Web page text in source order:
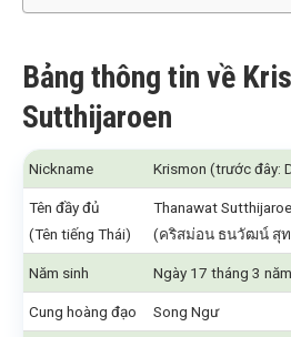
Bảng thông tin về
Sutthijaroen
Nickname Krismon (trước đây:
Tên đầy đủ
(Tên tiếng Thái)
Thanawat
(คริสม่อน ธนวัฒน์ สุ
Năm sinh Ngày 17 tháng 3
Cung hoàng đạo Song Ngư